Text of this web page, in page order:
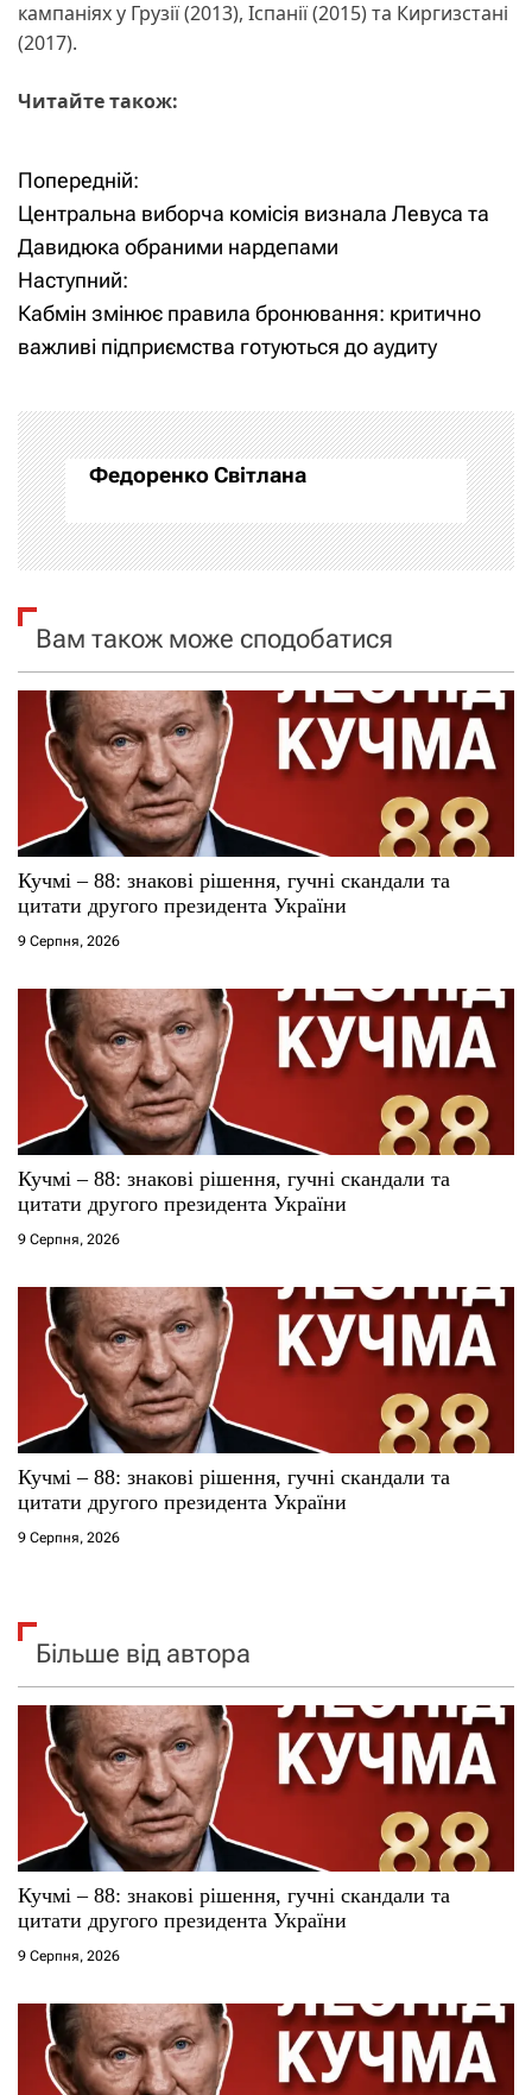
кампаніях у Грузії (2013), Іспанії (2015) та Киргизстані
(2017).
Читайте також:
Н
а
в
і
а
ц
і
а
с
і
в
Попередній:
Центральна виборча комісія визнала Левуса та
Давидюка обраними нардепами
Наступний:
Кабмін змінює правила бронювання: критично
важливі підприємства готуються до аудиту
Федоренко Світлана
Вам також може сподобатися
Кучмі – 88: знакові рішення, гучні скандали та
цитати другого президента України
9 Серпня, 2026
Кучмі – 88: знакові рішення, гучні скандали та
цитати другого президента України
9 Серпня, 2026
Кучмі – 88: знакові рішення, гучні скандали та
цитати другого президента України
9 Серпня, 2026
Більше від автора
Кучмі – 88: знакові рішення, гучні скандали та
цитати другого президента України
9 Серпня, 2026